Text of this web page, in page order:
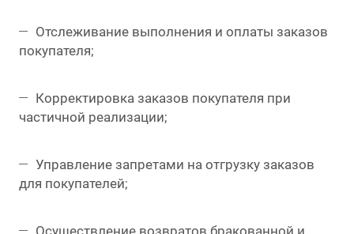
Отслеживание выполнения и оплаты заказов
покупателя;
Корректировка заказов покупателя при
частичной реализации;
Управление запретами на отгрузку заказов
для покупателей;